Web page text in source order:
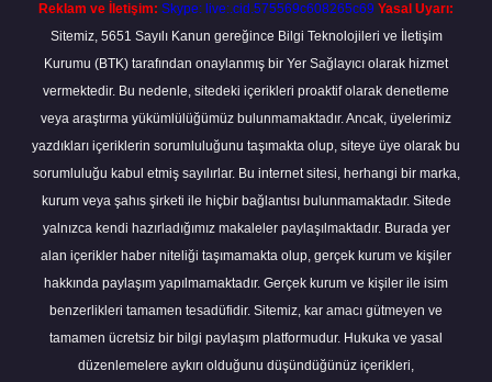
Reklam ve İletişim: Skype: live:.cid.575569c608265c69 Yasal Uyarı:
Sitemiz, 5651 Sayılı Kanun gereğince Bilgi Teknolojileri ve İletişim
Kurumu (BTK) tarafından onaylanmış bir Yer Sağlayıcı olarak hizmet
vermektedir. Bu nedenle, sitedeki içerikleri proaktif olarak denetleme
veya araştırma yükümlülüğümüz bulunmamaktadır. Ancak, üyelerimiz
yazdıkları içeriklerin sorumluluğunu taşımakta olup, siteye üye olarak bu
sorumluluğu kabul etmiş sayılırlar. Bu internet sitesi, herhangi bir marka,
kurum veya şahıs şirketi ile hiçbir bağlantısı bulunmamaktadır. Sitede
yalnızca kendi hazırladığımız makaleler paylaşılmaktadır. Burada yer
alan içerikler haber niteliği taşımamakta olup, gerçek kurum ve kişiler
hakkında paylaşım yapılmamaktadır. Gerçek kurum ve kişiler ile isim
benzerlikleri tamamen tesadüfidir. Sitemiz, kar amacı gütmeyen ve
tamamen ücretsiz bir bilgi paylaşım platformudur. Hukuka ve yasal
düzenlemelere aykırı olduğunu düşündüğünüz içerikleri,